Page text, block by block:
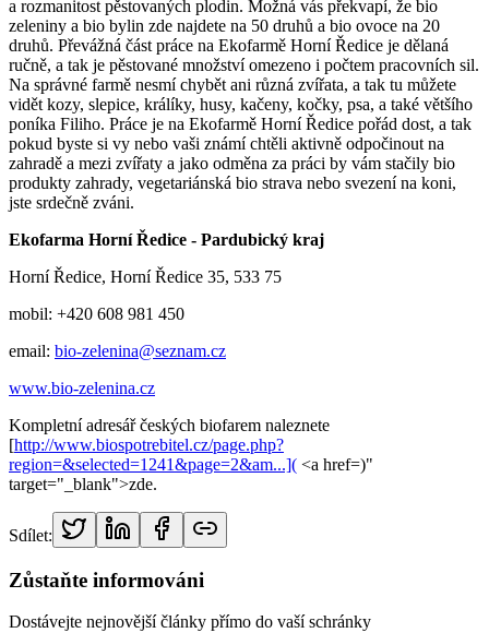
a rozmanitost pěstovaných plodin. Možná vás překvapí, že bio
zeleniny a bio bylin zde najdete na 50 druhů a bio ovoce na 20
druhů. Převážná část práce na Ekofarmě Horní Ředice je dělaná
ručně, a tak je pěstované množství omezeno i počtem pracovních sil.
Na správné farmě nesmí chybět ani různá zvířata, a tak tu můžete
vidět kozy, slepice, králíky, husy, kačeny, kočky, psa, a také většího
poníka Filiho. Práce je na Ekofarmě Horní Ředice pořád dost, a tak
pokud byste si vy nebo vaši známí chtěli aktivně odpočinout na
zahradě a mezi zvířaty a jako odměna za práci by vám stačily bio
produkty zahrady, vegetariánská bio strava nebo svezení na koni,
jste srdečně zváni.
Ekofarma Horní Ředice - Pardubický kraj
Horní Ředice, Horní Ředice 35, 533 75
mobil: +420 608 981 450
email: bio-zelenina@seznam.cz
www.bio-zelenina.cz
Kompletní adresář českých biofarem naleznete
[http://www.biospotrebitel.cz/page.php?
region=&selected=1241&page=2&am...]( <a href=)"
target="_blank">zde.
Sdílet:
Zůstaňte informováni
Dostávejte nejnovější články přímo do vaší schránky